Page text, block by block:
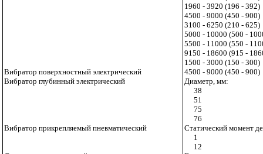
1960 - 3920 (196 - 392)
4500 - 9000 (450 - 900)
3100 - 6250 (210 - 625)
5000 - 10000 (500 -
5500 - 11000 (550 -
9150 - 18600 (915 -
1500 - 3000 (150 - 300)
Вибратор поверхностный электрический
4500 - 9000 (450 - 900)
Вибратор глубинный электрический
Диаметр, мм:
38
51
75
76
Вибратор прикрепляемый пневматический
Статический момент
1
12